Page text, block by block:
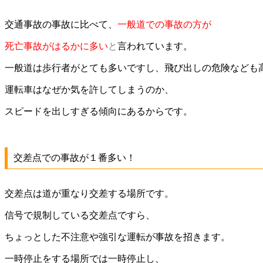
交通事故の事故に比べて、 一般道での事故の方が
死亡事故がはるかに多い と 言われています。
一般道は歩行者がとても多いですし、飛び出しの危険なども
運転車はなぜか気を許してしまうのか、
スピードを出しすぎる傾向にあるからです。
交差点での事故が１番多い！
交差点は道が重なり交差する場所です。
信号で規制している交差点ですら、
ちょっとした不注意や強引な運転が事故を招きます。
一時停止をする場所では一時停止し、